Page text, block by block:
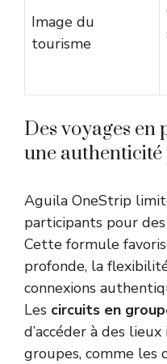
Image du
tourisme
Des voyages en
une authenticité
Aguila OneStrip
participants pour des
Cette formule
profonde, la
connexions
Les circuits en
d’accéder à des
groupes, comme les